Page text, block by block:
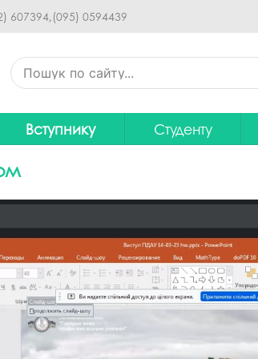
Перейти до основного
607394,(095) 0594439
Вступнику
навчання
Підготовчі курси
Зимовий вступ
Європейська освіта без ЗНО
Студенту
Оплата за
Практика
Студентський